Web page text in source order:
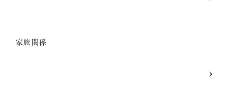
家族関係